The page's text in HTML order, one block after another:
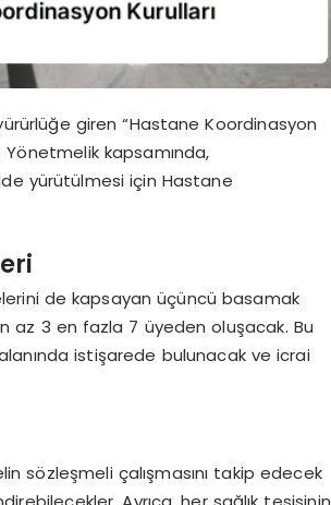
giren “Hastane Koordinasyon
kapsamında,
yürütülmesi için Hastane
de kapsayan üçüncü basamak
az 3 en fazla 7 üyeden oluşacak. Bu
istişarede bulunacak ve icrai
sözleşmeli çalışmasını takip edecek